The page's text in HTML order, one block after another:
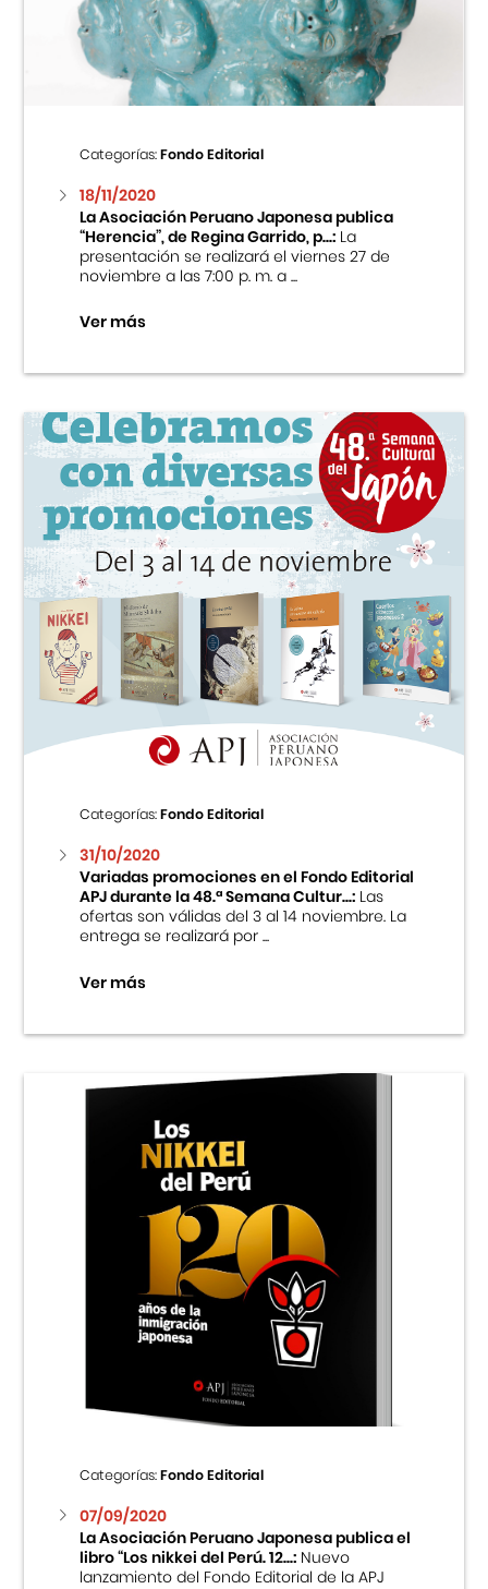
Centro Cultural Peruano Japonés
Museo de la Inmigración Japonesa
Fondo Editorial
Teatro Peruano Japonés
Categorías:Fondo Editorial
18/11/2020
La Asociación Peruano Japonesa publica
“Herencia”, de Regina Garrido, p...:La
presentación se realizará el viernes 27 de
noviembre a las 7:00 p. m. a ...
Ver más
Categorías:Fondo Editorial
31/10/2020
Variadas promociones en el Fondo Editorial
APJ durante la 48.ª Semana Cultur...:Las
ofertas son válidas del 3 al 14 noviembre. La
entrega se realizará por ...
Ver más
Categorías:Fondo Editorial
07/09/2020
La Asociación Peruano Japonesa publica el
libro “Los nikkei del Perú. 12...:Nuevo
lanzamiento del Fondo Editorial de la APJ